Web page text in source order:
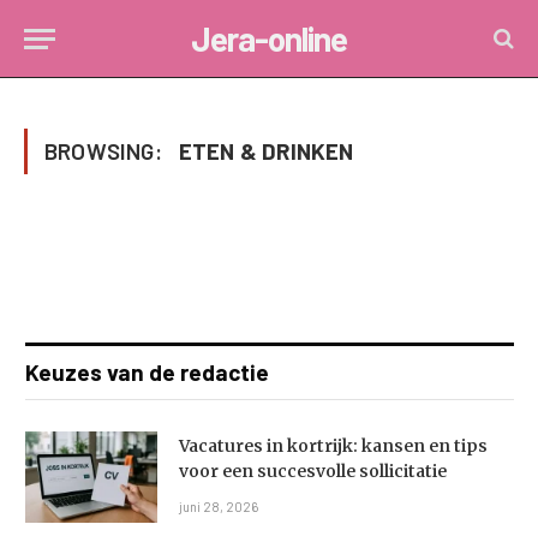
Jera-online
BROWSING: ETEN & DRINKEN
Keuzes van de redactie
Vacatures in kortrijk: kansen en tips
voor een succesvolle sollicitatie
juni 28, 2026